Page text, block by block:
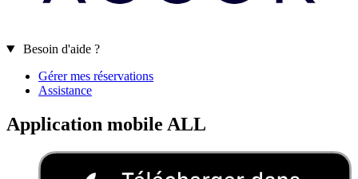
Besoin d'aide ?
Gérer mes réservations
Assistance
Application mobile ALL
Accor
iOS